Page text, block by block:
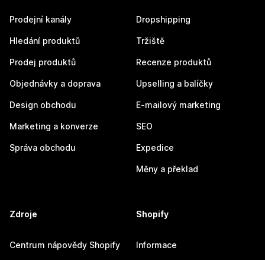
Prodejní kanály
Hledání produktů
Prodej produktů
Objednávky a doprava
Design obchodu
Marketing a konverze
Správa obchodu
Dropshipping
Tržiště
Recenze produktů
Upselling a balíčky
E-mailový marketing
SEO
Expedice
Měny a překlad
Zdroje
Centrum nápovědy Shopify
Shopify
Informace